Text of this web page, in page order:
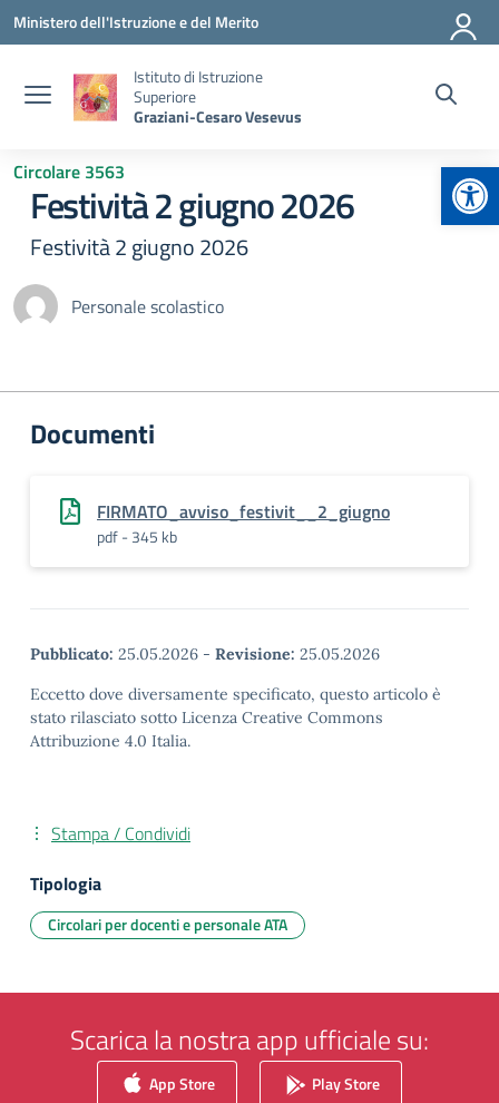
Vai ai contenuti
Vai al menu di navigazione
Vai al footer
Ministero dell'Istruzione e del Merito
Istituto di Istruzione
Superiore
Graziani-Cesaro Vesevus
Circolare 3563
Festività 2 giugno 2026
Festività 2 giugno 2026
Personale scolastico
Documenti
FIRMATO_avviso_festivit__2_giugno
pdf - 345 kb
Pubblicato: 25.05.2026 - Revisione: 25.05.2026
Eccetto dove diversamente specificato, questo articolo è
stato rilasciato sotto Licenza Creative Commons
Attribuzione 4.0 Italia.
Stampa / Condividi
Tipologia
Circolari per docenti e personale ATA
Scarica la nostra app ufficiale su:
App Store Play Store